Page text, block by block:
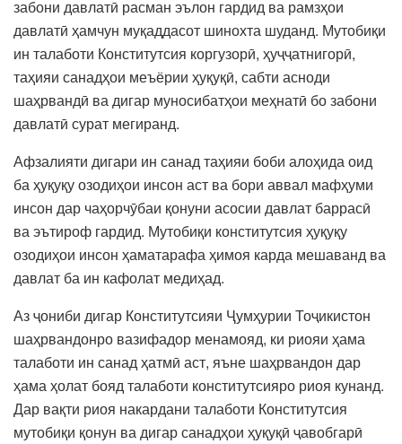
забони давлатӣ расман эълон гардид ва рамзҳои
давлатӣ ҳамчун муқаддасот шинохта шуданд. Мутобиқи
ин талаботи Конститутсия коргузорӣ, ҳуҷҷатнигорӣ,
таҳияи санадҳои меъёрии ҳуқуқӣ, сабти асноди
шаҳрвандӣ ва дигар муносибатҳои меҳнатӣ бо забони
давлатӣ сурат мегиранд.
Афзалияти дигари ин санад таҳияи боби алоҳида оид
ба ҳуқуқу озодиҳои инсон аст ва бори аввал мафҳуми
инсон дар чаҳорчӯбаи қонуни асосии давлат баррасӣ
ва эътироф гардид. Мутобиқи конститутсия ҳуқуқу
озодиҳои инсон ҳаматарафа ҳимоя карда мешаванд ва
давлат ба ин кафолат медиҳад.
Аз ҷониби дигар Конститутсияи Ҷумҳурии Тоҷикистон
шаҳрвандонро вазифадор менамояд, ки риояи ҳама
талаботи ин санад ҳатмӣ аст, яъне шаҳрвандон дар
ҳама ҳолат бояд талаботи конститутсияро риоя кунанд.
Дар вақти риоя накардани талаботи Конститутсия
мутобиқи қонун ва дигар санадҳои ҳуқуқӣ ҷавобгарӣ